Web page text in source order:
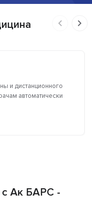
и дистанционного
автоматически
с Ак БАРС -